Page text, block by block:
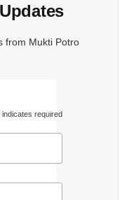
from Mukti Potro
indicates required